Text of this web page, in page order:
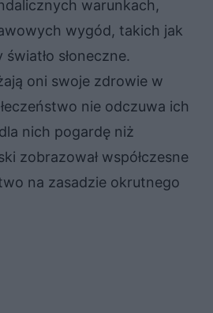
warunkach,
wygód, takich jak
słoneczne.
oni swoje zdrowie w
nie odczuwa ich
nich pogardę niż
zobrazował współczesne
na zasadzie okrutnego